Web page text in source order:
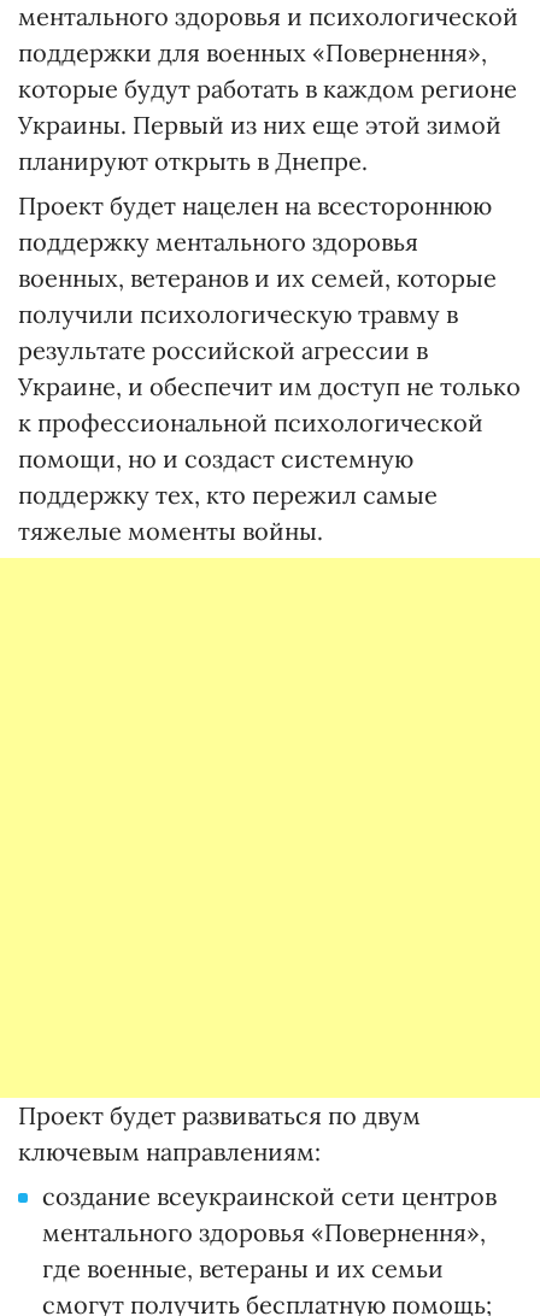
ментального здоровья и психологической
поддержки для военных «Повернення»,
которые будут работать в каждом регионе
Украины. Первый из них еще этой зимой
планируют открыть в Днепре.
Проект будет нацелен на всестороннюю
поддержку ментального здоровья
военных, ветеранов и их семей, которые
получили психологическую травму в
результате российской агрессии в
Украине, и обеспечит им доступ не только
к профессиональной психологической
помощи, но и создаст системную
поддержку тех, кто пережил самые
тяжелые моменты войны.
Проект будет развиваться по двум
ключевым направлениям:
создание всеукраинской сети центров
ментального здоровья «Повернення»,
где военные, ветераны и их семьи
смогут получить бесплатную помощь;